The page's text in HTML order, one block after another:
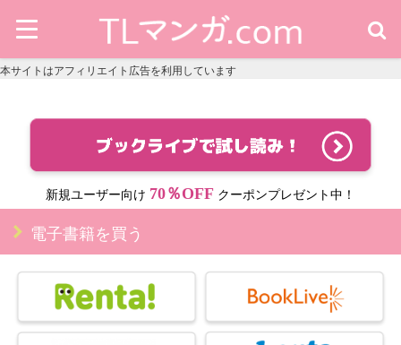
本サイトはアフィリエイト広告を利用しています
新規ユーザー向け 70％OFF クーポンプレゼント中！
電子書籍を買う